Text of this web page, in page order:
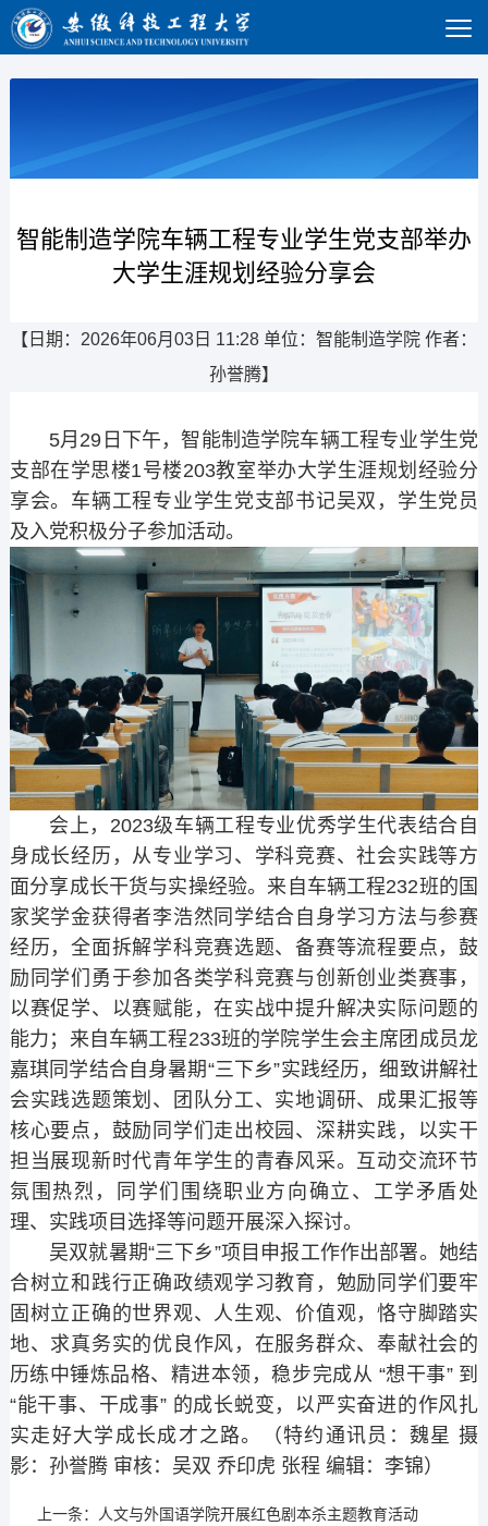
智能制造学院车辆工程专业学生党支部举办
大学生涯规划经验分享会
【日期：2026年06月03日 11:28 单位：智能制造学院 作者：
孙誉腾】
5月29日下午，智能制造学院车辆工程专业学生党
支部在学思楼1号楼203教室举办大学生涯规划经验分
享会。车辆工程专业学生党支部书记吴双，学生党员
及入党积极分子参加活动。
会上，2023级车辆工程专业优秀学生代表结合自
身成长经历，从专业学习、学科竞赛、社会实践等方
面分享成长干货与实操经验。来自车辆工程232班的国
家奖学金获得者李浩然同学结合自身学习方法与参赛
经历，全面拆解学科竞赛选题、备赛等流程要点，鼓
励同学们勇于参加各类学科竞赛与创新创业类赛事，
以赛促学、以赛赋能，在实战中提升解决实际问题的
能力；来自车辆工程233班的学院学生会主席团成员龙
嘉琪同学结合自身暑期“三下乡”实践经历，细致讲解社
会实践选题策划、团队分工、实地调研、成果汇报等
核心要点，鼓励同学们走出校园、深耕实践，以实干
担当展现新时代青年学生的青春风采。互动交流环节
氛围热烈，同学们围绕职业方向确立、工学矛盾处
理、实践项目选择等问题开展深入探讨。
吴双就暑期“三下乡”项目申报工作作出部署。她结
合树立和践行正确政绩观学习教育，勉励同学们要牢
固树立正确的世界观、人生观、价值观，恪守脚踏实
地、求真务实的优良作风，在服务群众、奉献社会的
历练中锤炼品格、精进本领，稳步完成从 “想干事” 到
“能干事、干成事” 的成长蜕变，以严实奋进的作风扎
实走好大学成长成才之路。（特约通讯员：魏星 摄
影：孙誉腾 审核：吴双 乔印虎 张程 编辑：李锦）
上一条：
人文与外国语学院开展红色剧本杀主题教育活动